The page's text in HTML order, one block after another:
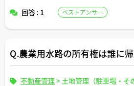
回答 : 1
ベストアンサー
Q.農業用水路の所有権は誰に
不動産管理 > 土地管理（駐車場・そ